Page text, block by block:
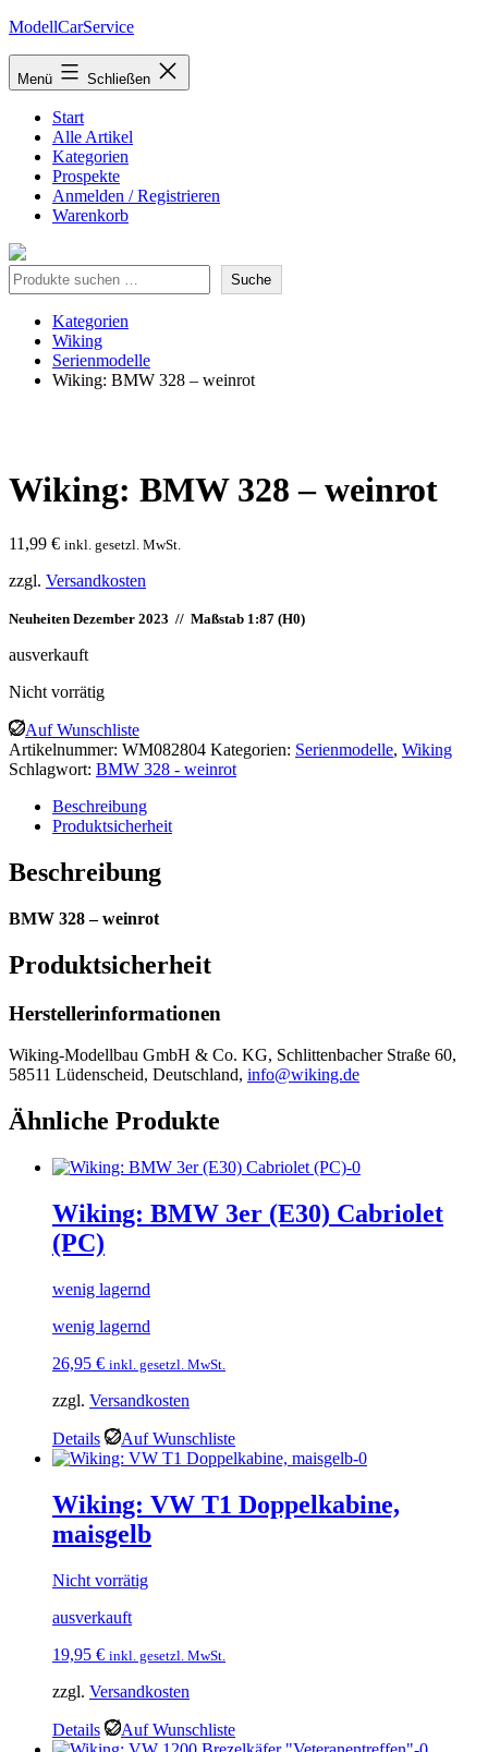
Zum
springen
ModellCarService
Menü Schließen
Start
Alle Artikel
Kategorien
Prospekte
Anmelden / Registrieren
Warenkorb
Suche Suche
Kategorien
Wiking
Serienmodelle
Wiking: BMW 328 – weinrot
Wiking: BMW 328 – weinrot
11,99 € inkl. gesetzl. MwSt.
zzgl. Versandkosten
Neuheiten Dezember 2023 // Maßstab 1:87 (H0)
ausverkauft
Nicht vorrätig
Auf Wunschliste
Artikelnummer: WM082804 Kategorien: Serienmodelle, Wiking
Schlagwort: BMW 328 - weinrot
Beschreibung
Produktsicherheit
Beschreibung
BMW 328 – weinrot
Produktsicherheit
Herstellerinformationen
Wiking-Modellbau GmbH & Co. KG, Schlittenbacher Straße 60,
58511 Lüdenscheid, Deutschland, info@wiking.de
Ähnliche Produkte
Wiking: BMW 3er (E30) Cabriolet
(PC)
wenig lagernd
wenig lagernd
26,95 € inkl. gesetzl. MwSt.
zzgl. Versandkosten
Details Auf Wunschliste
Wiking: VW T1 Doppelkabine,
maisgelb
Nicht vorrätig
ausverkauft
19,95 € inkl. gesetzl. MwSt.
zzgl. Versandkosten
Details Auf Wunschliste